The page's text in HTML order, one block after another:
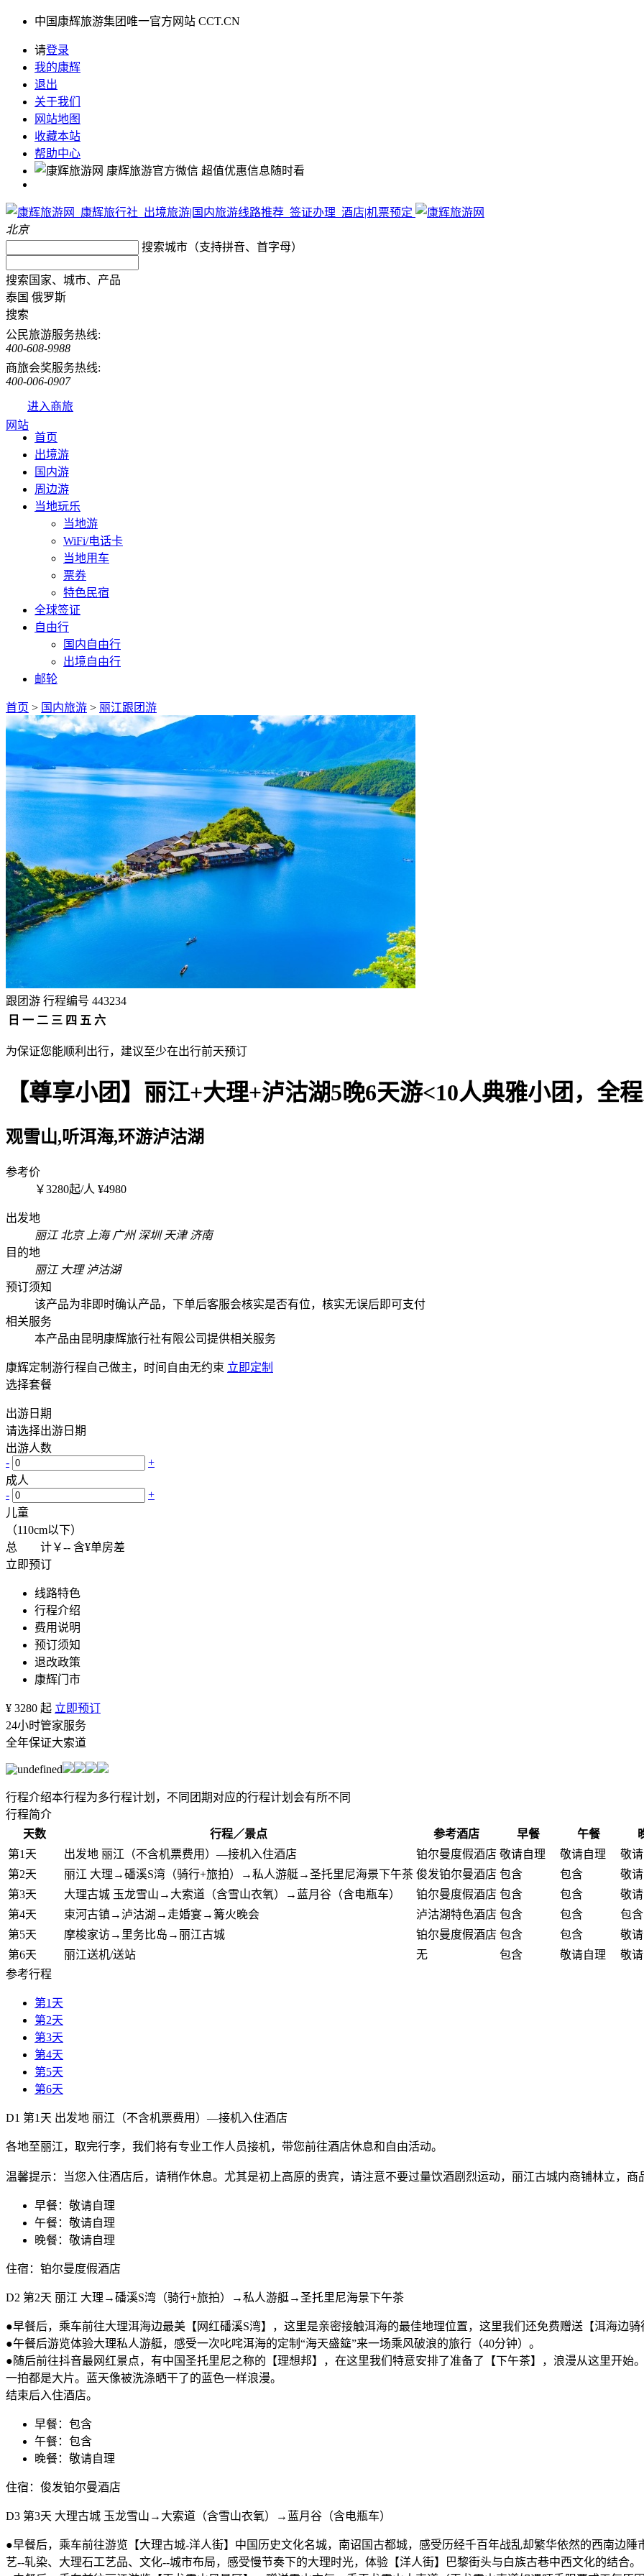
中国康辉旅游集团唯一官方网站 CCT.CN
请登录
我的康辉
退出
关于我们
网站地图
收藏本站
帮助中心
康辉旅游官方微信 超值优惠信息随时看
北京
搜索城市（支持拼音、首字母）
搜索国家、城市、产品
泰国 俄罗斯
搜索
公民旅游服务热线:
400-608-9988
商旅会奖服务热线:
400-006-0907
进入商旅
网站
首页
出境游
国内游
周边游
当地玩乐
当地游
WiFi/电话卡
当地用车
票券
特色民宿
全球签证
自由行
国内自由行
出境自由行
邮轮
首页 > 国内旅游 > 丽江跟团游
跟团游 行程编号 443234
日 一 二 三 四 五 六
为保证您能顺利出行，建议至少在出行前天预订
【尊享小团】丽江+大理+泸沽湖5晚6天游<10人典雅小团，全
观雪山,听洱海,环游泸沽湖
参考价
￥3280起/人 ¥4980
出发地
丽江 北京 上海 广州 深圳 天津 济南
目的地
丽江 大理 泸沽湖
预订须知
该产品为非即时确认产品，下单后客服会核实是否有位，核实无误后即可支付
相关服务
本产品由昆明康辉旅行社有限公司提供相关服务
康辉定制游行程自己做主，时间自由无约束 立即定制
选择套餐
出游日期
请选择出游日期
出游人数
-
+
成人
-
+
儿童
（110cm以下）
总 计￥-- 含¥单房差
立即预订
线路特色
行程介绍
费用说明
预订须知
退改政策
康辉门市
¥ 3280 起 立即预订
24小时管家服务
全年保证大索道
行程介绍本行程为多行程计划，不同团期对应的行程计划会有所不同
行程简介
天数
行程／景点 参考酒店 早餐 午餐
第1天
出发地 丽江（不含机票费用）—接机入住酒店 铂尔曼度假酒店 敬请自理 敬请自理
敬
第2天
丽江 大理→磻溪S湾（骑行+旅拍）→私人游艇→圣托里尼海景下午茶 俊发铂尔曼酒店 包含 包含
敬
第3天
大理古城 玉龙雪山→大索道（含雪山衣氧）→蓝月谷（含电瓶车） 铂尔曼度假酒店 包含 包含
敬
第4天
束河古镇→泸沽湖→走婚宴→篝火晚会 泸沽湖特色酒店 包含 包含
包含
第5天
摩梭家访→里务比岛→丽江古城 铂尔曼度假酒店 包含 包含
敬
第6天
丽江送机/送站 无 包含 敬请自理
敬
参考行程
第1天
第2天
第3天
第4天
第5天
第6天
D1 第1天 出发地 丽江（不含机票费用）—接机入住酒店
各地至丽江，取完行李，我们将有专业工作人员接机，带您前往酒店休息和自由活动。
温馨提示：当您入住酒店后，请稍作休息。尤其是初上高原的贵宾，请注意不要过量饮酒剧烈运动，丽江古城内商铺林立，商
早餐：敬请自理
午餐：敬请自理
晚餐：敬请自理
住宿：铂尔曼度假酒店
D2 第2天 丽江 大理→磻溪S湾（骑行+旅拍）→私人游艇→圣托里尼海景下午茶
●早餐后，乘车前往大理洱海边最美【网红磻溪S湾】，这里是亲密接触洱海的最佳地理位置，这里我们还免费赠送【洱海边
●午餐后游览体验大理私人游艇，感受一次叱咤洱海的定制“海天盛筵”来一场乘风破浪的旅行（40分钟）。
●随后前往抖音最网红景点，有中国圣托里尼之称的【理想邦】，在这里我们特意安排了准备了【下午茶】，浪漫从这里开始
一拍都是大片。蓝天像被洗涤晒干了的蓝色一样浪漫。
结束后入住酒店。
早餐：包含
午餐：包含
晚餐：敬请自理
住宿：俊发铂尔曼酒店
D3 第3天 大理古城 玉龙雪山→大索道（含雪山衣氧）→蓝月谷（含电瓶车）
●早餐后，乘车前往游览【大理古城-洋人街】中国历史文化名城，南诏国古都城，感受历经千百年战乱却繁华依然的西南边
艺--轧染、大理石工艺品、文化--城市布局，感受慢节奏下的大理时光，体验【洋人街】巴黎街头与白族古巷中西文化的结合。